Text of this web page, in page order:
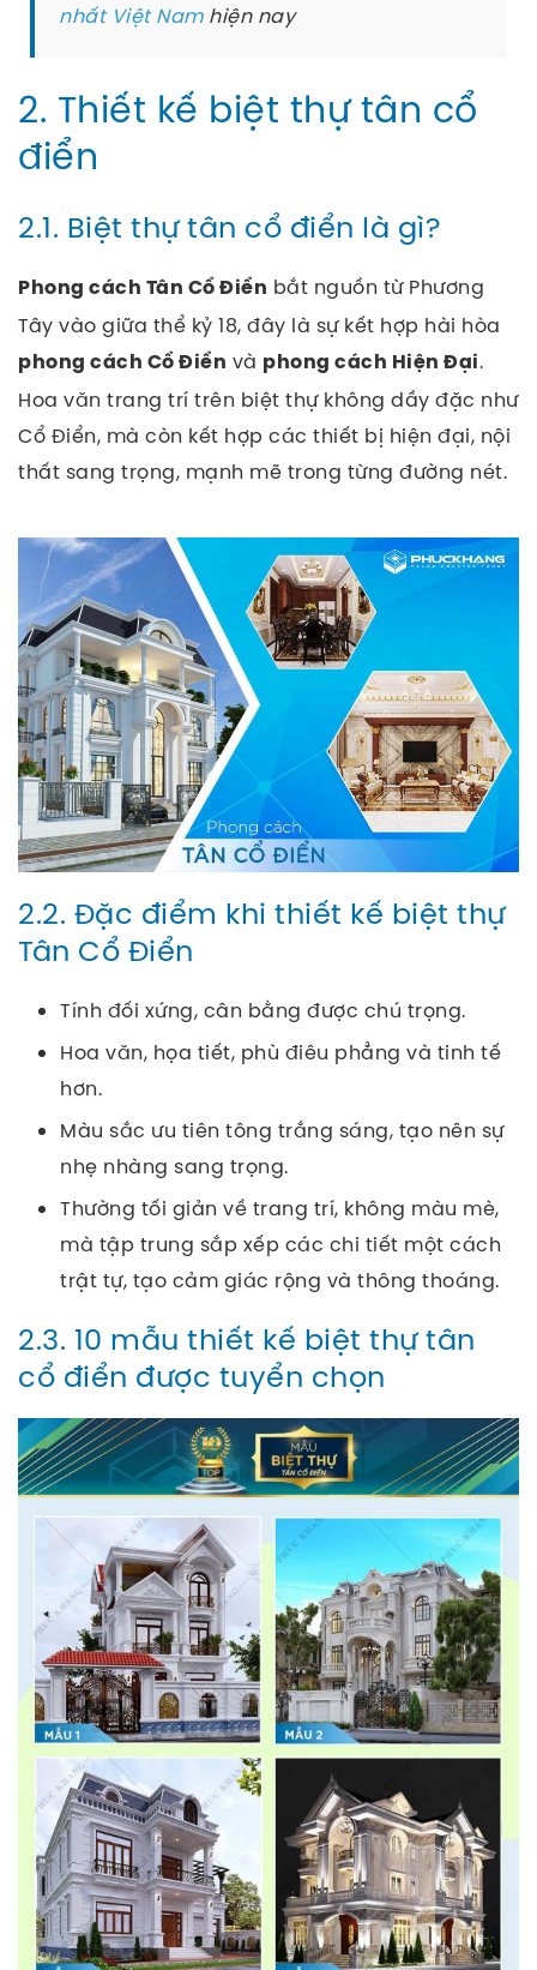
nhất Việt Namhiện nay
2. Thiết kế biệt thự tân cổ
điển
2.1. Biệt thự tân cổ điển là gì?
Phong cách Tân Cổ Điển bắt nguồn từ Phương
Tây vào giữa thể kỷ 18, đây là sự kết hợp hài hòa
phong cách Cổ Điển và phong cách Hiện Đại.
Hoa văn trang trí trên biệt thự không dầy đặc như
Cổ Điển, mà còn kết hợp các thiết bị hiện đại, nội
thất sang trọng, mạnh mẽ trong từng đường nét.
2.2. Đặc điểm khi thiết kế biệt thự
Tân Cổ Điển
Tính đối xứng, cân bằng được chú trọng.
Hoa văn, họa tiết, phù điêu phẳng và tinh tế
hơn.
Màu sắc ưu tiên tông trắng sáng, tạo nên sự
nhẹ nhàng sang trọng.
Thường tối giản về trang trí, không màu mè,
mà tập trung sắp xếp các chi tiết một cách
trật tự, tạo cảm giác rộng và thông thoáng.
2.3. 10 mẫu thiết kế biệt thự tân
cổ điển được tuyển chọn